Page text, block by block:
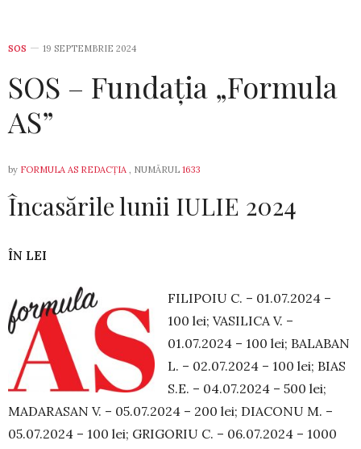
SOS 19 SEPTEMBRIE 2024
SOS – Fundația „Formula
AS”
by FORMULA AS REDACȚIA , NUMĂRUL 1633
Încasările lunii IULIE 2024
ÎN LEI
FILIPOIU C. – 01.07.2024 –
100 lei; VA­SI­LICA V. –
01.07.2024 – 100 lei; BALABAN
L. – 02.07.2024 – 100 lei; BIAS
S.E. – 04.07.2024 – 500 lei;
MADARASAN V. – 05.07.2024 – 200 lei; DIA­CONU M. –
05.07.2024 – 100 lei; GRI­GORIU C. – 06.07.2024 – 1000